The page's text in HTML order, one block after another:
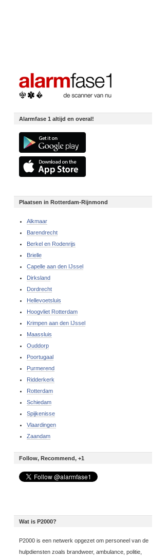
Alarmfase 1 altijd en overal!
Plaatsen in Rotterdam-Rijnmond
Alkmaar
Barendrecht
Berkel en Rodenrijs
Brielle
Capelle aan den IJssel
Dirksland
Dordrecht
Hellevoetsluis
Hoogvliet Rotterdam
Krimpen aan den IJssel
Maassluis
Ouddorp
Poortugaal
Purmerend
Ridderkerk
Rotterdam
Schiedam
Spijkenisse
Vlaardingen
Zaandam
Follow, Recommend, +1
Wat is P2000?
P2000 is een netwerk opgezet om personeel van de
hulpdiensten zoals brandweer, ambulance, politie,